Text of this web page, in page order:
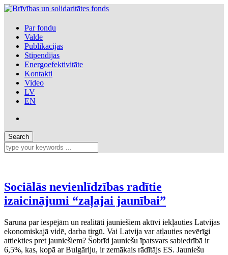
Par fondu
Valde
Publikācijas
Stipendijas
Energoefektivitāte
Kontakti
Video
LV
EN
Sociālās nevienlīdzības radītie
izaicinājumi “zaļajai jaunībai”
Saruna par iespējām un realitāti jauniešiem aktīvi iekļauties Latvijas
ekonomiskajā vidē, darba tirgū. Vai Latvija var atļauties nevērīgi
attiekties pret jauniešiem? Šobrīd jauniešu īpatsvars sabiedrībā ir
6,5%, kas, kopā ar Bulgāriju, ir zemākais rādītājs ES. Jauniešu